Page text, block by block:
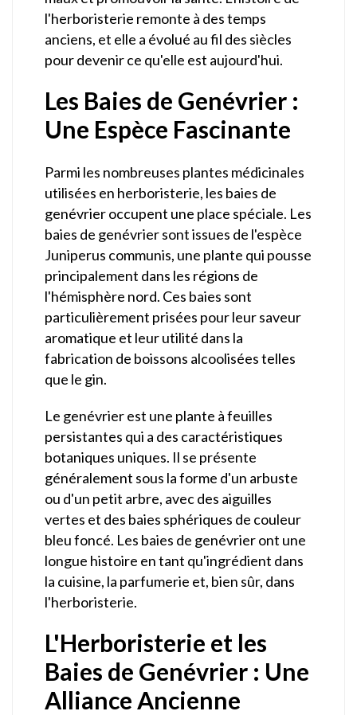
l'herboristerie remonte à des temps
anciens, et elle a évolué au fil des siècles
pour devenir ce qu'elle est aujourd'hui.
Les Baies de Genévrier :
Une Espèce Fascinante
Parmi les nombreuses plantes médicinales
utilisées en herboristerie, les baies de
genévrier occupent une place spéciale. Les
baies de genévrier sont issues de l'espèce
Juniperus communis, une plante qui pousse
principalement dans les régions de
l'hémisphère nord. Ces baies sont
particulièrement prisées pour leur saveur
aromatique et leur utilité dans la
fabrication de boissons alcoolisées telles
que le gin.
Le genévrier est une plante à feuilles
persistantes qui a des caractéristiques
botaniques uniques. Il se présente
généralement sous la forme d'un arbuste
ou d'un petit arbre, avec des aiguilles
vertes et des baies sphériques de couleur
bleu foncé. Les baies de genévrier ont une
longue histoire en tant qu'ingrédient dans
la cuisine, la parfumerie et, bien sûr, dans
l'herboristerie.
L'Herboristerie et les
Baies de Genévrier : Une
Alliance Ancienne